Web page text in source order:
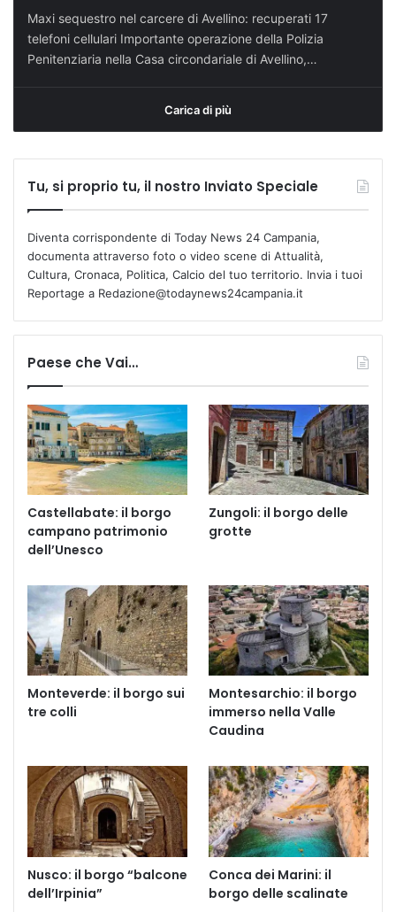
Maxi sequestro nel carcere di Avellino: recuperati 17
telefoni cellulari Importante operazione della Polizia
Penitenziaria nella Casa circondariale di Avellino,…
Carica di più
Tu, si proprio tu, il nostro Inviato Speciale
Diventa corrispondente di Today News 24 Campania,
documenta attraverso foto o video scene di Attualità,
Cultura, Cronaca, Politica, Calcio del tuo territorio. Invia i tuoi
Reportage a Redazione@todaynews24campania.it
Paese che Vai…
Castellabate: il borgo
campano patrimonio
dell’Unesco
Zungoli: il borgo delle
grotte
Monteverde: il borgo sui
tre colli
Montesarchio: il borgo
immerso nella Valle
Caudina
Nusco: il borgo “balcone
dell’Irpinia”
Conca dei Marini: il
borgo delle scalinate